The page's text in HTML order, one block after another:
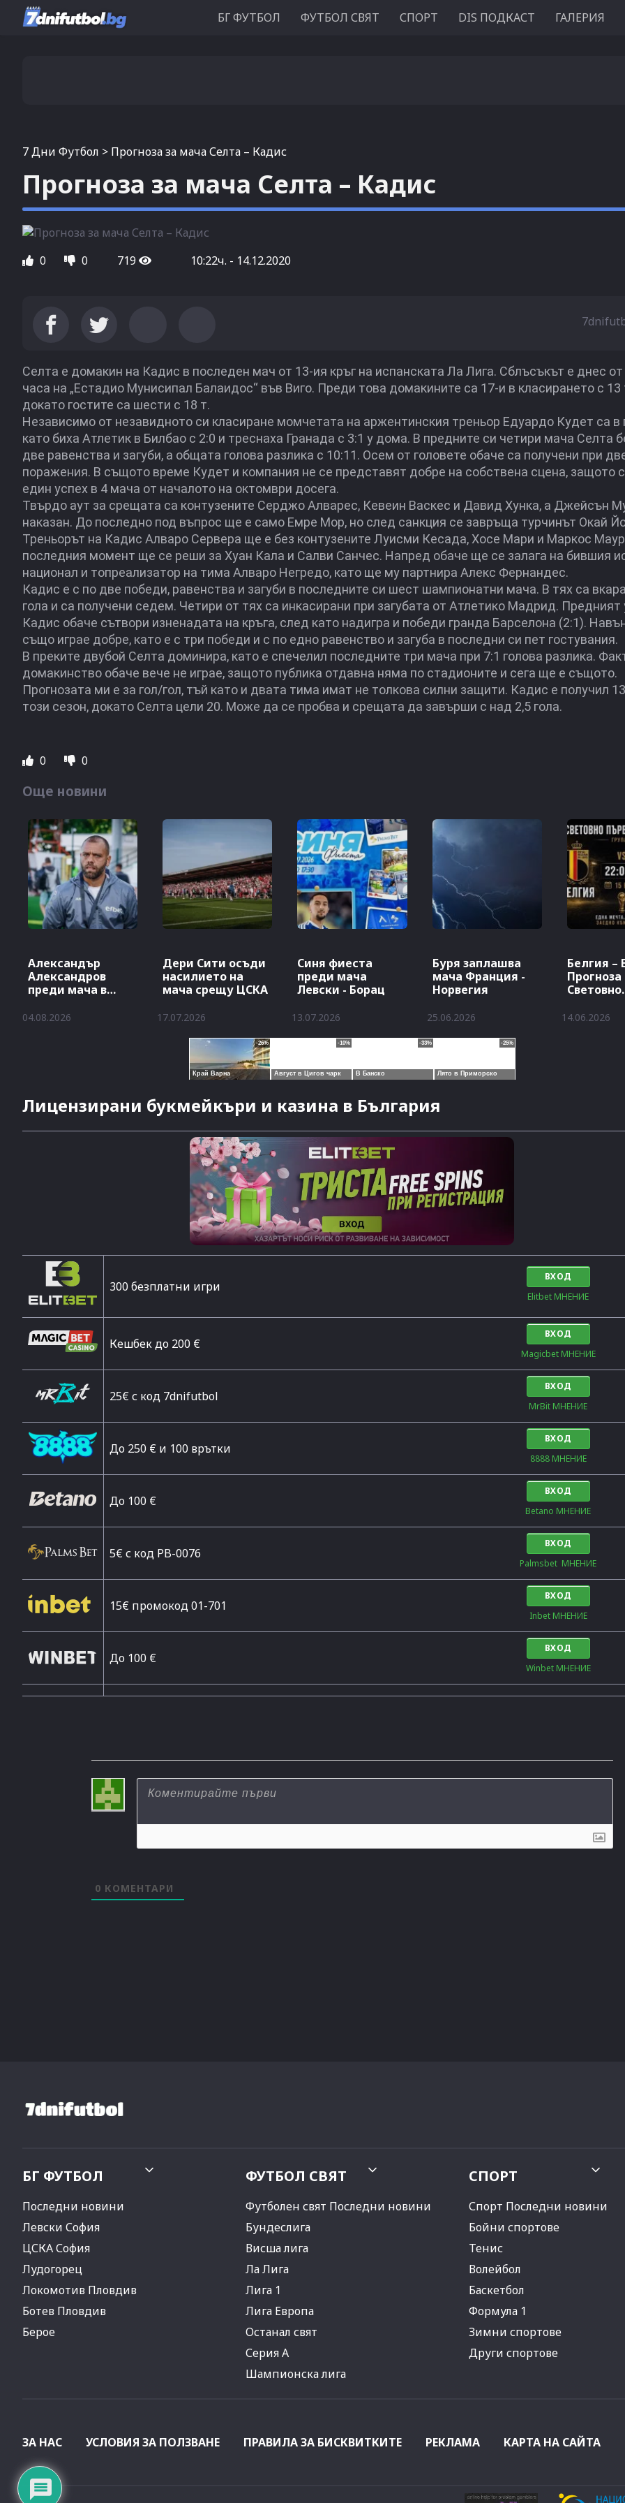
БГ ФУТБОЛ ФУТБОЛ СВЯТ СПОРТ DIS ПОДКАСТ ГАЛЕРИЯ
7 Дни Футбол > Прогноза за мача Селта – Кадис
Прогноза за мача Селта – Кадис
0 0 719 10:22ч. - 14.12.2020
Селта е домакин на Кадис в последен мач от 13-ия кръг на испанската Ла Лига. Сблъсъкът е днес от
часа на „Естадио Мунисипал Балаидос“ във Виго. Преди това домакините са 17-и в класирането с 13
докато гостите са шести с 18 т.
Независимо от незавидното си класиране момчетата на аржентинския треньор Едуардо Кудет са в
като биха Атлетик в Билбао с 2:0 и треснаха Гранада с 3:1 у дома. В предните си четири мача Селта
две равенства и загуби, а общата голова разлика с 10:11. Осем от головете обаче са получени при
поражения. В същото време Кудет и компания не се представят добре на собствена сцена, защото
един успех в 4 мача от началото на октомври досега.
Твърдо аут за срещата са контузените Серджо Алварес, Кевеин Васкес и Давид Хунка, а Джейсън
наказан. До последно под въпрос ще е само Емре Мор, но след санкция се завръща турчинът Окай
Треньорът на Кадис Алваро Сервера ще е без контузените Луисми Кесада, Хосе Мари и Маркос
последния момент ще се реши за Хуан Кала и Салви Санчес. Напред обаче ще се залага на бившия
национал и топреализатор на тима Алваро Негредо, като ще му партнира Алекс Фернандес.
Кадис е с по две победи, равенства и загуби в последните си шест шампионатни мача. В тях са
гола и са получени седем. Четири от тях са инкасирани при загубата от Атлетико Мадрид. Предният
Кадис обаче сътвори изненадата на кръга, след като надигра и победи гранда Барселона (2:1).
също играе добре, като е с три победи и с по едно равенство и загуба в последни си пет гостувания.
В преките двубой Селта доминира, като е спечелил последните три мача при 7:1 голова разлика.
домакинство обаче вече не играе, защото публика отдавна няма по стадионите и сега ще е същото.
Прогнозата ми е за гол/гол, тъй като и двата тима имат не толкова силни защити. Кадис е получил
този сезон, докато Селта цели 20. Може да се пробва и срещата да завърши с над 2,5 гола.
0 0
Още новини
Александър
Александров
преди мача в
04.08.2026
Дери Сити осъди
насилието на
мача срещу ЦСКА
17.07.2026
Синя фиеста
преди мача
Левски - Борац
13.07.2026
Буря заплашва
мача Франция -
Норвегия
25.06.2026
Белгия –
Прогноза
Световно
14.06.2026
Лицензирани букмейкъри и казина в България
300 безплатни игри
ВХОД
Elitbet МНЕНИЕ
Кешбек до 200 €
ВХОД
Magicbet МНЕНИЕ
25€ с код 7dnifutbol
ВХОД
MrBit МНЕНИЕ
До 250 € и 100 врътки
ВХОД
8888 МНЕНИЕ
Дo 100 €
ВХОД
Betano МНЕНИЕ
5€ с код PB-0076
ВХОД
Palmsbet  МНЕНИЕ
15€ промокод 01-701
ВХОД
Inbet МНЕНИЕ
До 100 €
ВХОД
Winbet МНЕНИЕ
0 КОМЕНТАРИ
БГ ФУТБОЛ
Последни новини
Левски София
ЦСКА София
Лудогорец
Локомотив Пловдив
Ботев Пловдив
Берое
ФУТБОЛ СВЯТ
Футболен свят Последни новини
Бундеслига
Висша лига
Ла Лига
Лига 1
Лига Европа
Останал свят
Серия А
Шампионска лига
СПОРТ
Спорт Последни новини
Бойни спортове
Тенис
Волейбол
Баскетбол
Формула 1
Зимни спортове
Други спортове
ЗА НАС УСЛОВИЯ ЗА ПОЛЗВАНЕ ПРАВИЛА ЗА БИСКВИТКИТЕ РЕКЛАМА КАРТА НА САЙТА